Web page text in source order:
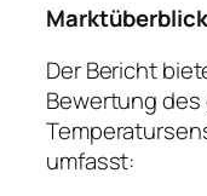
Marktüberblick
Der Bericht
Bewertung des
umfasst: